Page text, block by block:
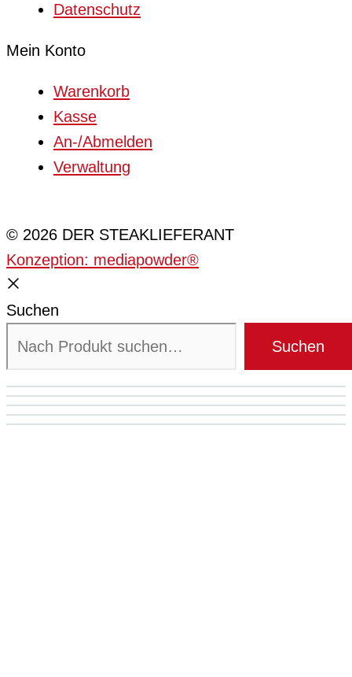
Datenschutz
Mein Konto
Warenkorb
Kasse
An-/Abmelden
Verwaltung
© 2026 DER STEAKLIEFERANT
Konzeption: mediapowder®
Suchen
Suchen